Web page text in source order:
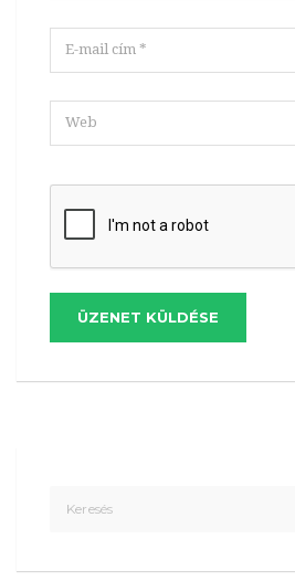
ÜZENET KÜLDÉSE